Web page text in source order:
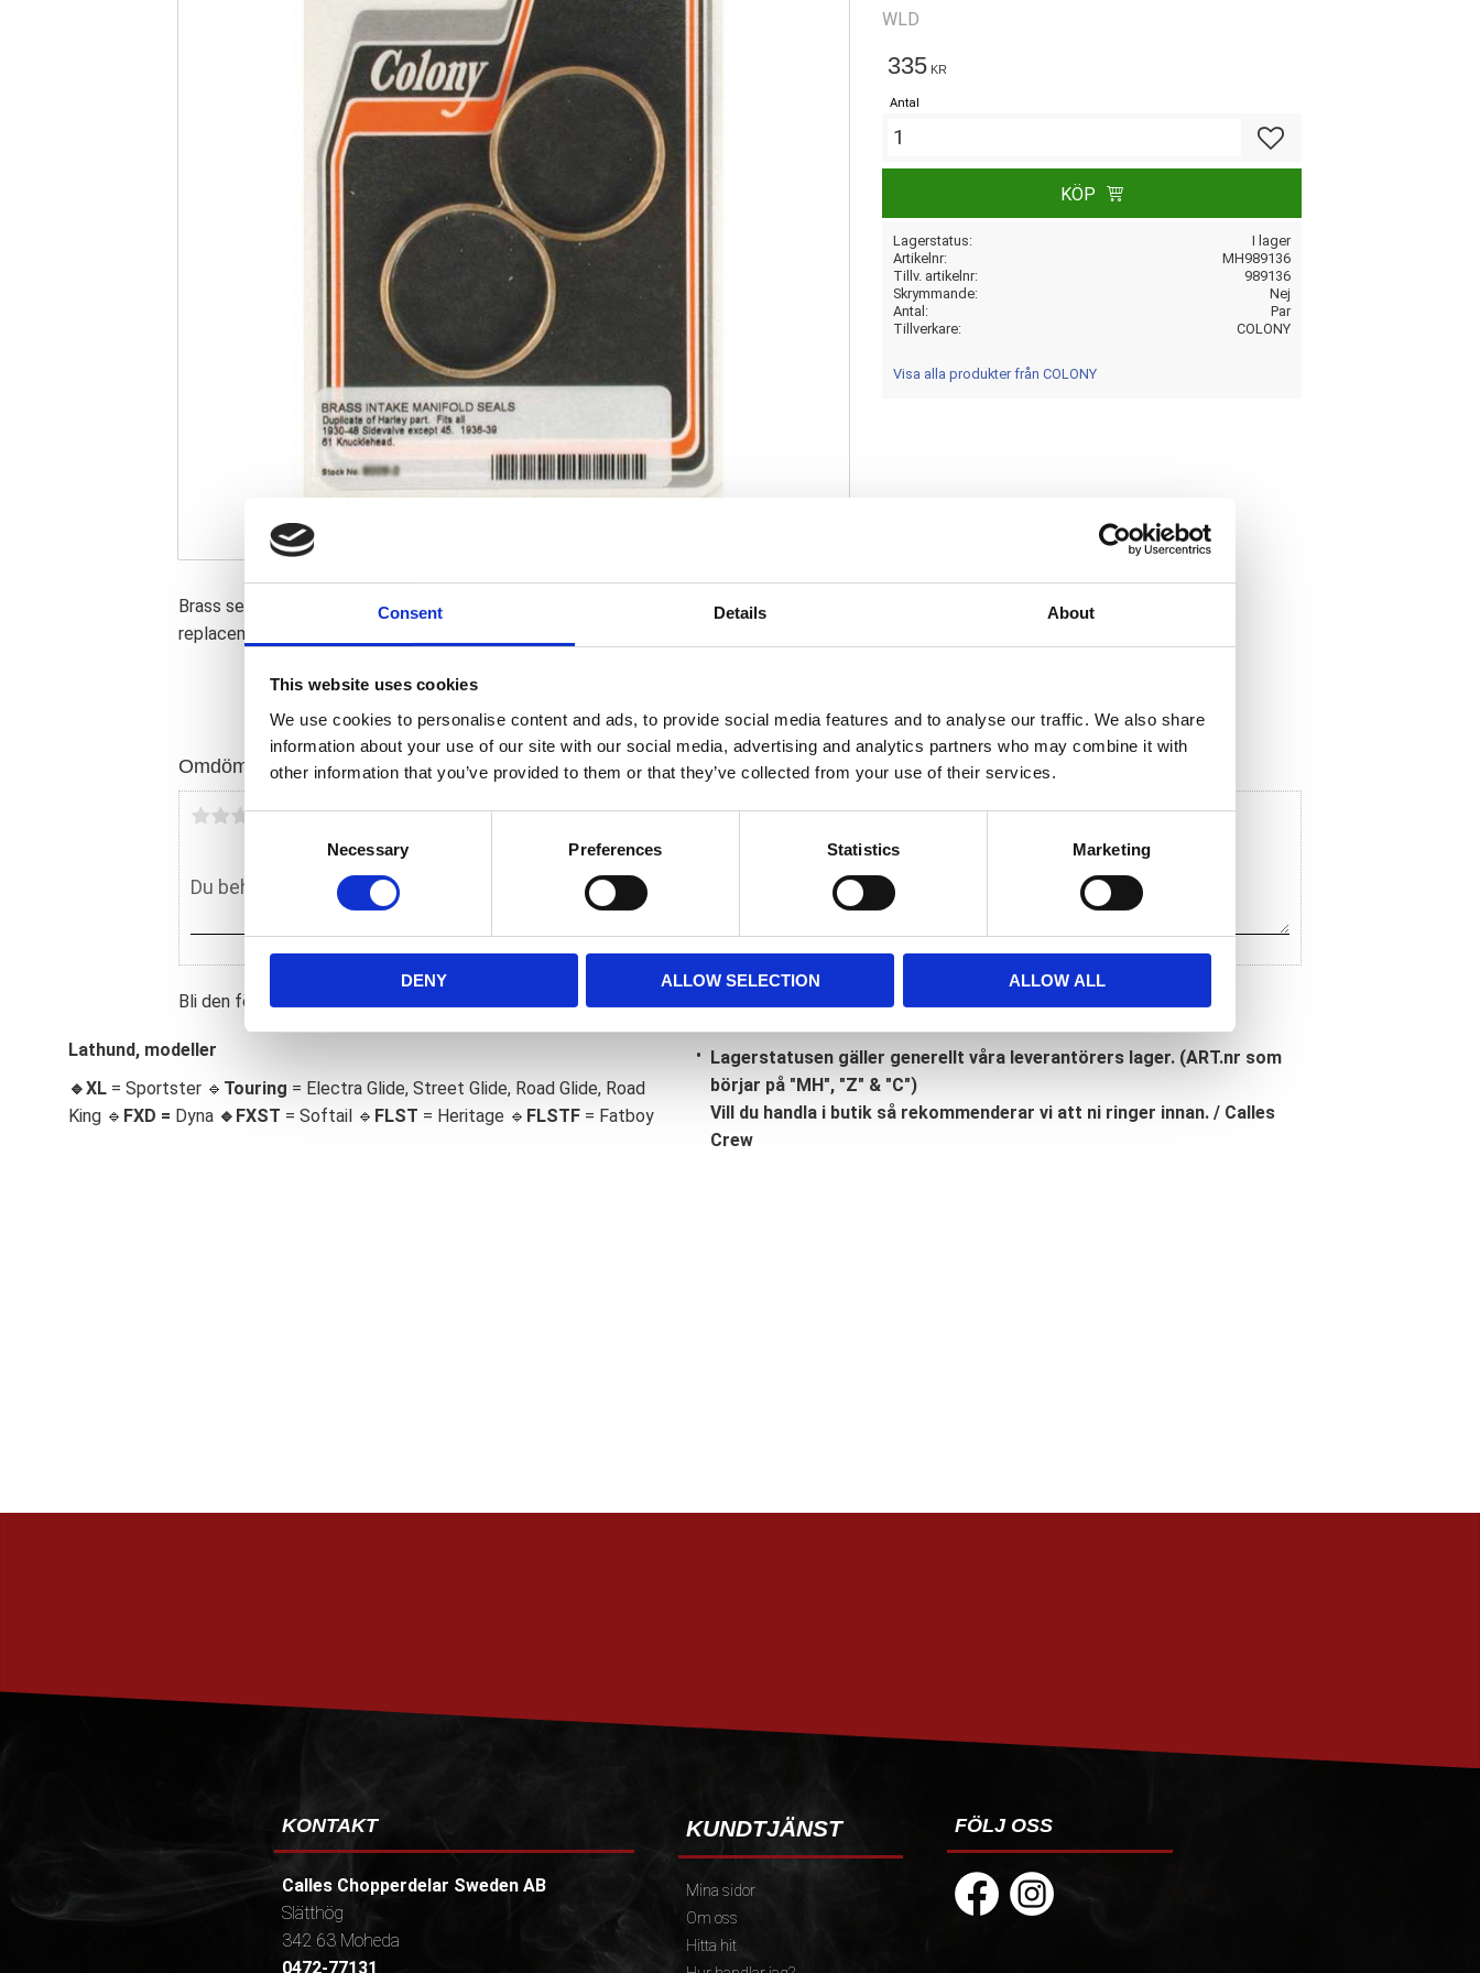
Consent Details About
This website uses cookies
We use cookies to personalise content and ads, to provide social media features and to analyse our traffic. We also share
information about your use of our site with our social media, advertising and analytics partners who may combine it with
other information that you’ve provided to them or that they’ve collected from your use of their services.
C
S
e
e
c
Necessary Preferences Statistics Marketing
DENY ALLOW SELECTION ALLOW ALL
WLD
335 KR
Antal
KÖP
Lagerstatus
I lager
Artikelnr
MH989136
Tillv. artikelnr
989136
Skrymmande
Nej
Antal
Par
Tillverkare
COLONY
Visa alla produkter från COLONY
Brass seals / inlet packing. Used between manifold and cylinder head. OEM
replacement reference 27057-30 / 1118-30.
Dela med dig
c
b
o
Omdömen
Du
Bli den första att lämna ett omdöme.
Lathund, modeller
🔹XL = Sportster 🔹 Touring = Electra Glide, Street Glide, Road Glide, Road
King 🔹 FXD = Dyna 🔹 FXST = Softail 🔹 FLST = Heritage 🔹 FLSTF = Fatboy
Lagerstatusen gäller generellt våra leverantörers lager. (ART.nr som
börjar på "MH", "Z" & "C")
Vill du handla i butik så rekommenderar vi att ni ringer innan. / Calles
Crew
KONTAKT
Calles Chopperdelar Sweden AB
Slätthög
342 63 Moheda
0472-77131
KUNDTJÄNST
Mina sidor
Om oss
Hitta hit
FÖLJ OSS